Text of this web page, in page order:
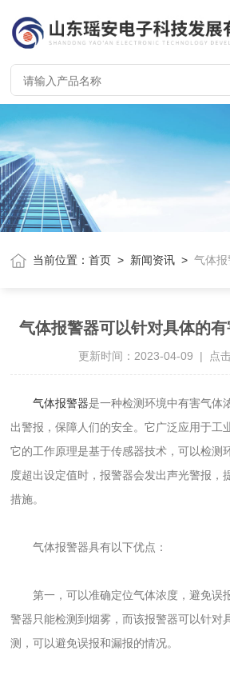
当前位置：首页 > 新闻资讯 >气体报警
气体报警器可以针对具体的
更新时间：2023-04-09 | 点
气体报警器是一种检测环境中有害气体
出警报，保障人们的安全。它广泛应用于工
它的工作原理是基于传感器技术，可以检测
度超出设定值时，报警器会发出声光警报，
措施。
气体报警器具有以下优点：
第一，可以准确定位气体浓度，避免误
警器只能检测到烟雾，而该报警器可以针对
测，可以避免误报和漏报的情况。